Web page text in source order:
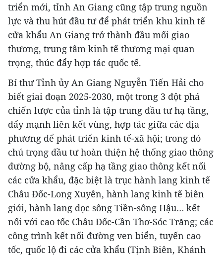
triển mới, tỉnh An Giang cũng tập trung nguồn
lực và thu hút đầu tư để phát triển khu kinh tế
cửa khẩu An Giang trở thành đầu mối giao
thương, trung tâm kinh tế thương mại quan
trọng, thúc đẩy hợp tác quốc tế.
Bí thư Tỉnh ủy An Giang Nguyễn Tiến Hải cho
biết giai đoạn 2025-2030, một trong 3 đột phá
chiến lược của tỉnh là tập trung đầu tư hạ tầng,
đẩy mạnh liên kết vùng, hợp tác giữa các địa
phương để phát triển kinh tế-xã hội; trong đó
chú trọng đầu tư hoàn thiện hệ thống giao thông
đường bộ, nâng cấp hạ tầng giao thông kết nối
các cửa khẩu, đặc biệt là trục hành lang kinh tế
Châu Đốc-Long Xuyên, hành lang kinh tế biên
giới, hành lang dọc sông Tiền-sông Hậu… kết
nối với cao tốc Châu Đốc-Cần Thơ-Sóc Trăng; các
công trình kết nối đường ven biển, tuyến cao
tốc, quốc lộ đi các cửa khẩu (Tịnh Biên, Khánh